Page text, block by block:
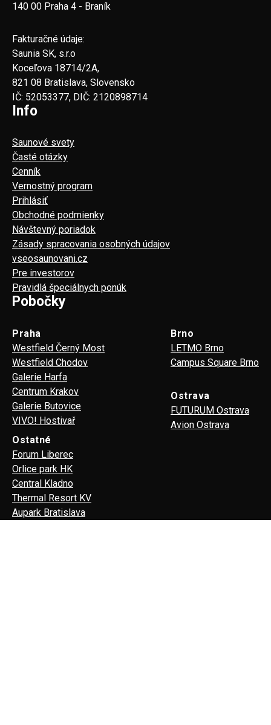
140 00 Praha 4 - Braník
Fakturačné údaje:
Saunia SK, s.r.o
Koceľova 18714/2A,
821 08 Bratislava, Slovensko
IČ: 52053377, DIČ: 2120898714
Info
Saunové svety
Časté otázky
Cenník
Vernostný program
Prihlásiť
Obchodné podmienky
Návštevný poriadok
Zásady spracovania osobných údajov
vseosaunovani.cz
Pre investorov
Pravidlá špeciálnych ponúk
Pobočky
Praha
Westfield Černý Most
Westfield Chodov
Galerie Harfa
Centrum Krakov
Galerie Butovice
VIVO! Hostivař
Brno
LETMO Brno
Campus Square Brno
Ostrava
FUTURUM Ostrava
Avion Ostrava
Ostatné
Forum Liberec
Orlice park HK
Central Kladno
Thermal Resort KV
Aupark Bratislava